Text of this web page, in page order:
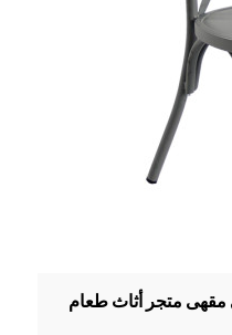
متجر أثاث طعام